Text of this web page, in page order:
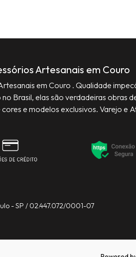
Artesanais em Couro
em Couro . Qualidade
Brasil, elas são verdadeiras obras
e modelos exclusivos. Varejo e
- SP / 02.447.072/0001-07